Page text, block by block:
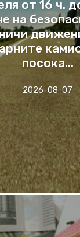
от 16 ч.
на
посока...
2026-08-07